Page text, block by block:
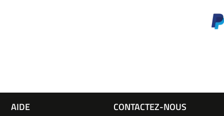
AIDE CONTACTEZ-NOUS